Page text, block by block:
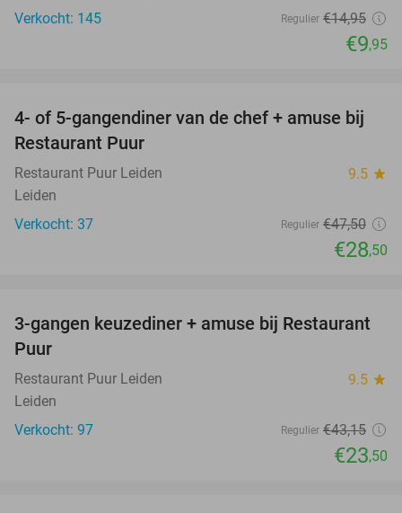
Verkocht: 145
Regulier €14,95
€9,95
40%
4- of 5-gangendiner van de chef + amuse bij
Restaurant Puur
Restaurant Puur Leiden 9.5 star
Leiden
Verkocht: 37
Regulier €47,50
€28,50
46%
3-gangen keuzediner + amuse bij Restaurant
Puur
Restaurant Puur Leiden 9.5 star
Leiden
Verkocht: 97
Regulier €43,15
€23,50